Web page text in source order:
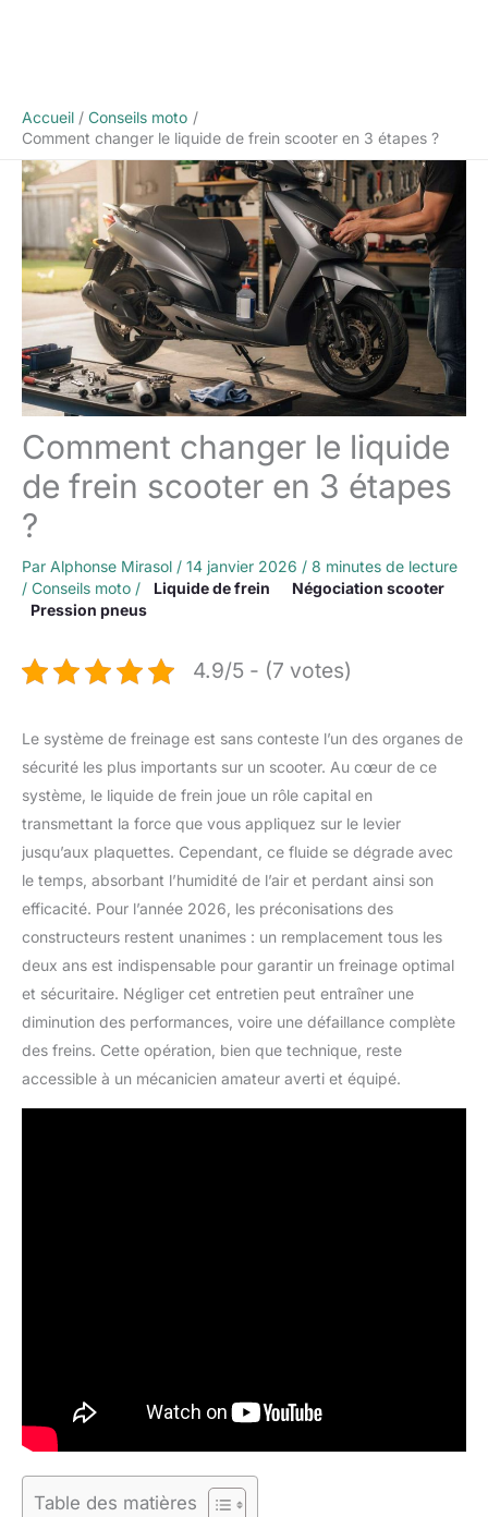
Accueil
Conseils moto
Comment changer le liquide de frein scooter en 3 étapes ?
Comment changer le liquide
de frein scooter en 3 étapes
?
Par Alphonse Mirasol / 14 janvier 2026 / 8 minutes de lecture
/ Conseils moto / Liquide de frein
Négociation scooter
Pression pneus
4.9/5 - (7 votes)
Le système de freinage est sans conteste l’un des organes de
sécurité les plus importants sur un scooter. Au cœur de ce
système, le liquide de frein joue un rôle capital en
transmettant la force que vous appliquez sur le levier
jusqu’aux plaquettes. Cependant, ce fluide se dégrade avec
le temps, absorbant l’humidité de l’air et perdant ainsi son
efficacité. Pour l’année 2026, les préconisations des
constructeurs restent unanimes : un remplacement tous les
deux ans est indispensable pour garantir un freinage optimal
et sécuritaire. Négliger cet entretien peut entraîner une
diminution des performances, voire une défaillance complète
des freins. Cette opération, bien que technique, reste
accessible à un mécanicien amateur averti et équipé.
Table des matières